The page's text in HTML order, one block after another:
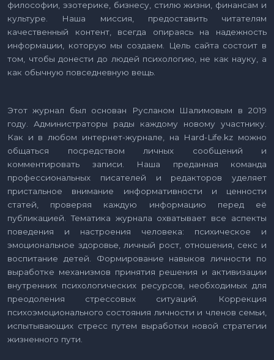
философии, эзотерике, бизнесу, стилю жизни, финансам и
культуре. Наша миссия, предоставить читателям
качественный контент, всегда опираясь на надежность
информации, которую мы создаем. Цель сайта состоит в
том, чтобы донести до людей психологию, не как науку, а
как обычную повседневную вещь.
Этот журнал был основан Русланом Шалимовым в 2019
году. Администраторы рады каждому новому участнику.
Как и в любом интернет-журнале, на Hard-Life.kz можно
общаться посредством личных сообщений и
комментировать записи. Наша преданная команда
профессиональных писателей и редакторов уделяет
пристальное внимание информативности и ценности
статей, проверяя каждую информацию перед её
публикацией. Тематика журнала охватывает все аспекты
поведения и настроения человека: психическое и
эмоциональное здоровье, личный рост, отношения, секс и
воспитание детей. Формирование навыков личности по
выработке механизмов принятия решения и активизации
внутренних психологических ресурсов, необходимых для
преодоления стрессовых ситуаций. Коррекция
психоэмоционального состояния личности и членов семьи,
испытывающих стресс путем выработки новой стратегии
жизненного пути.